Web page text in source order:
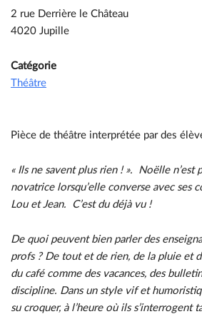
2 rue Derrière le Château
4020 Jupille
Catégorie
Théâtre
Pièce de théâtre interprétée par des
« Ils ne savent plus rien ! ». Noëlle n’est
novatrice lorsqu’elle converse avec ses
Lou et Jean. C’est du déjà vu !
De quoi peuvent bien parler des
profs ? De tout et de rien, de la pluie et
du café comme des vacances, des
discipline. Dans un style vif et
su croquer, à l’heure où ils s’interrogent